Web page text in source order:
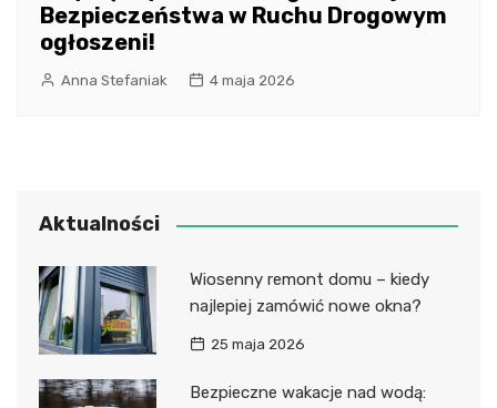
Bezpieczeństwa w Ruchu Drogowym
ogłoszeni!
Anna Stefaniak 4 maja 2026
Aktualności
Wiosenny remont domu – kiedy
najlepiej zamówić nowe okna?
25 maja 2026
Bezpieczne wakacje nad wodą: